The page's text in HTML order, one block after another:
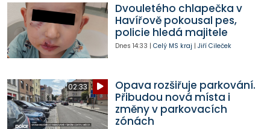
Dvouletého chlapečka v
Havířově pokousal pes,
policie hledá majitele
Dnes 14:33 | Celý MS kraj | Jiří Cileček
02:33
Opava rozšiřuje parkování.
Přibudou nová místa i
změny v parkovacích
zónách